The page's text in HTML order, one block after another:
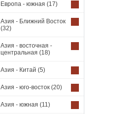
Европа - южная (17)
Азия - Ближний Восток
(32)
Азия - восточная -
центральная (18)
Азия - Китай (5)
Азия - юго-восток (20)
Азия - южная (11)